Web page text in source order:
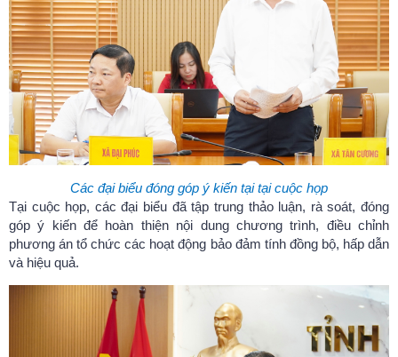
Các đại biểu đóng góp ý kiến tại tại cuộc họp
Tại cuộc họp, các đại biểu đã tập trung thảo luận, rà soát, đóng
góp ý kiến để hoàn thiện nội dung chương trình, điều chỉnh
phương án tổ chức các hoạt động bảo đảm tính đồng bộ, hấp dẫn
và hiệu quả.